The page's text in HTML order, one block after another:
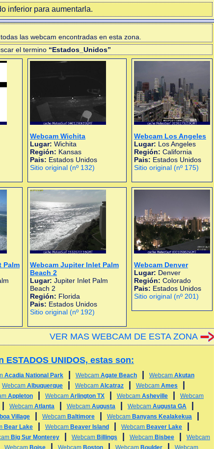
inferior para aumentarla.
las webcam encontradas en esta zona.
el termino “Estados_Unidos”
Webcam Wichita
Lugar: Wichita
Región: Kansas
Pais: Estados Unidos
Sitio original (nº 132)
Webcam Los Angeles
Lugar: Los Angeles
Región: California
Pais: Estados Unidos
Sitio original (nº 175)
Palm
Webcam Jupiter Inlet Palm
Beach 2
Lugar: Jupiter Inlet Palm
Beach 2
Región: Florida
Pais: Estados Unidos
Sitio original (nº 192)
Webcam Denver
Lugar: Denver
Región: Colorado
Pais: Estados Unidos
Sitio original (nº 201)
VER MAS WEBCAM DE ESTA ZONA
ESTADOS UNIDOS, estas son:
Acadia National Park Webcam Agate Beach Webcam Akutan
Webcam Albuquerque Webcam Alcatraz Webcam Ames
Appleton Webcam Arlington TX Webcam Asheville
Webcam
Webcam Atlanta Webcam Augusta Webcam Augusta GA
Village Webcam Baltimore Webcam Banyans Kealakekua
Bear Lake Webcam Beaver Island Webcam Beaver Lake
Big Sur Monterey Webcam Billings Webcam Bisbee
Webcam
Webcam Boise Webcam Boston Webcam Boulder
Webcam